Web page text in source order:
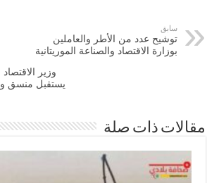
سابق
توشيح عدد من الأطر والعاملين
بوزارة الاقتصاد والصناعة الموريتانية
وزير الاقتصاد
يستقبل منسق وكالات
ذات صلة